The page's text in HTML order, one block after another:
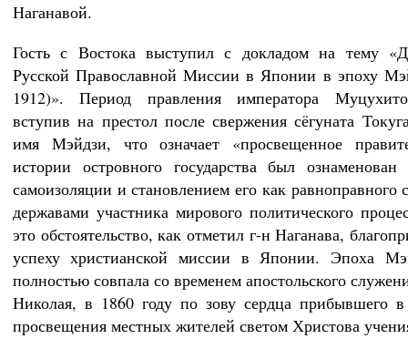
Наганавой.
Гость с Востока выступил с докладом на тему
Русской Православной Миссии в Японии в эпоху
1912)». Период правления императора
вступив на престол после свержения сёгуната
имя Мэйдзи, что означает «просвещенное
истории островного государства был
самоизоляции и становлением его как равноправного
державами участника мирового политического
это обстоятельство, как отметил г-н Наганава,
успеху христианской миссии в Японии. Эпоха
полностью совпала со временем апостольского
Николая, в 1860 году по зову сердца прибывшего
просвещения местных жителей светом Христова